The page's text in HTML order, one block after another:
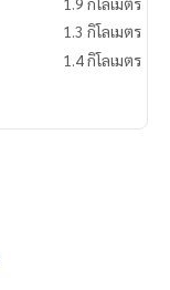
1.3 กิโลเมตร
1.4 กิโลเมตร